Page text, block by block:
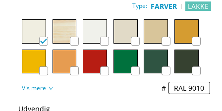
Type: FARVER LAKKE
Vis mere #
Udvendig